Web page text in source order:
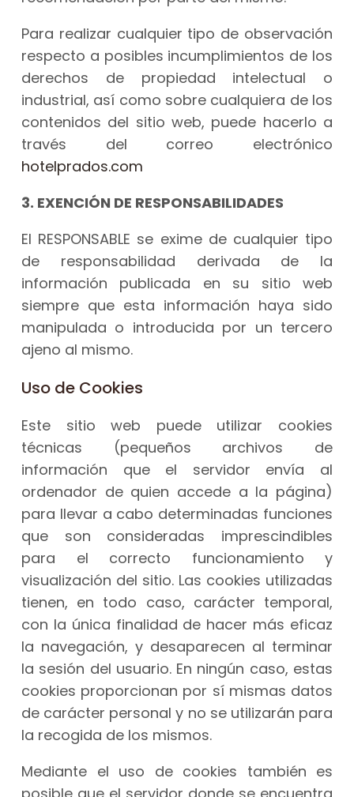
Para realizar cualquier tipo de observación
respecto a posibles incumplimientos de los
derechos de propiedad intelectual o
industrial, así como sobre cualquiera de los
contenidos del sitio web, puede hacerlo a
través del correo electrónico
hotelprados.com
3. EXENCIÓN DE RESPONSABILIDADES
El RESPONSABLE se exime de cualquier tipo
de responsabilidad derivada de la
información publicada en su sitio web
siempre que esta información haya sido
manipulada o introducida por un tercero
ajeno al mismo.
Uso de Cookies
Este sitio web puede utilizar cookies
técnicas (pequeños archivos de
información que el servidor envía al
ordenador de quien accede a la página)
para llevar a cabo determinadas funciones
que son consideradas imprescindibles
para el correcto funcionamiento y
visualización del sitio. Las cookies utilizadas
tienen, en todo caso, carácter temporal,
con la única finalidad de hacer más eficaz
la navegación, y desaparecen al terminar
la sesión del usuario. En ningún caso, estas
cookies proporcionan por sí mismas datos
de carácter personal y no se utilizarán para
la recogida de los mismos.
Mediante el uso de cookies también es